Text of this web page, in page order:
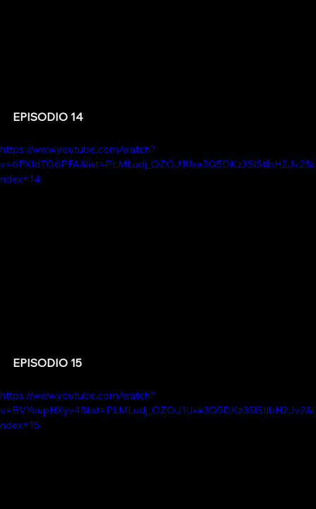
EPISODIO 14
https://www.youtube.com/watch?
v=6PXldTO6PFA&list=PLMLudj_OZOJ1Uxe3Q5DKz3SlStlbH2Jv2&i
ndex=14
EPISODIO 15
https://www.youtube.com/watch?
v=BVYoupHXyv4&list=PLMLudj_OZOJ1Uxe3Q5DKz3SlStlbH2Jv2&i
ndex=15